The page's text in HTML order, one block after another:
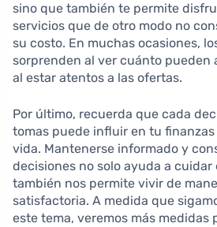
sino que también te permite
servicios que de otro modo no
su costo. En muchas ocasiones,
sorprenden al ver cuánto pueden
al estar atentos a las ofertas.
Por último, recuerda que cada
tomas puede influir en tu
vida. Mantenerse informado y
decisiones no solo ayuda a cuidar
también nos permite vivir de
satisfactoria. A medida que
este tema, veremos más medidas